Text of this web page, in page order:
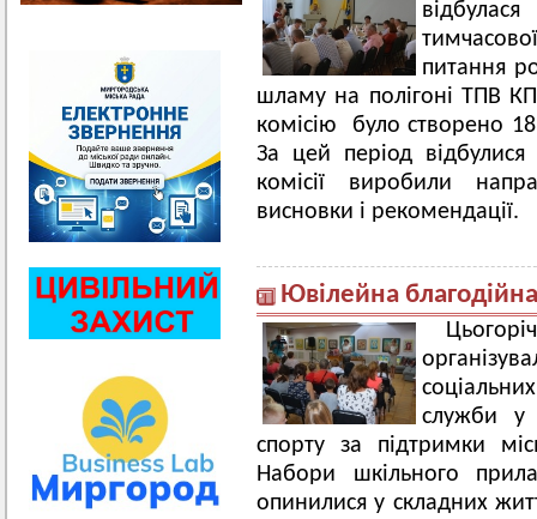
питання
шламу на полігоні ТПВ
комісію було створено
За цей період відбулися
комісії виробили
висновки і рекомендації.
Ювілейна
служби у
спорту за підтримки
Набори шкільного
опинилися у складних